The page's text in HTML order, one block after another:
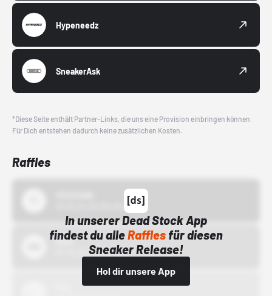
Hypeneedz
SneakerAsk
*Diese Seite enthält Partner-Links, die uns eine Provision einbringen können.
Für Dich entstehen dadurch keine zusätzlichen Kosten.
Raffles
In unserer Dead Stock App
findest du alleRafflesfür diesen
Sneaker Release!
Hol dir unsere App
Bstn
01.10.22 00:00 Uhr